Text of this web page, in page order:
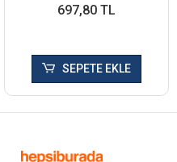
697,80 TL
SEPETE EKLE